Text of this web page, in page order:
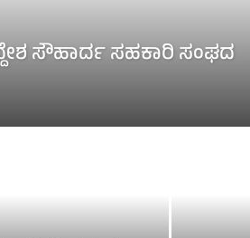
ಸೌಹಾರ್ದ ಸಹಕಾರಿ ಸಂಘದ